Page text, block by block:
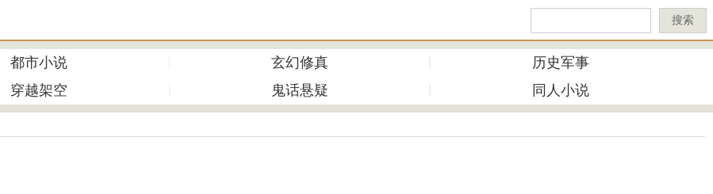
搜索
都市小说 玄幻修真
历史军事
穿越架空 鬼话悬疑 同人小说